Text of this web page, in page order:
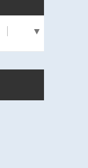
▼